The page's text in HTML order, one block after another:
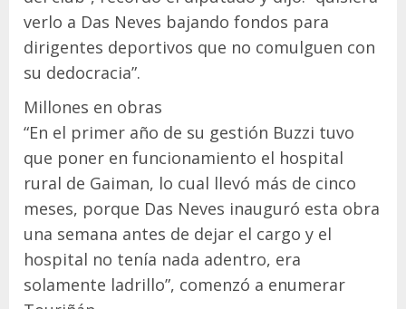
verlo a Das Neves bajando fondos para
dirigentes deportivos que no comulguen con
su dedocracia”.
Millones en obras
“En el primer año de su gestión Buzzi tuvo
que poner en funcionamiento el hospital
rural de Gaiman, lo cual llevó más de cinco
meses, porque Das Neves inauguró esta obra
una semana antes de dejar el cargo y el
hospital no tenía nada adentro, era
solamente ladrillo”, comenzó a enumerar